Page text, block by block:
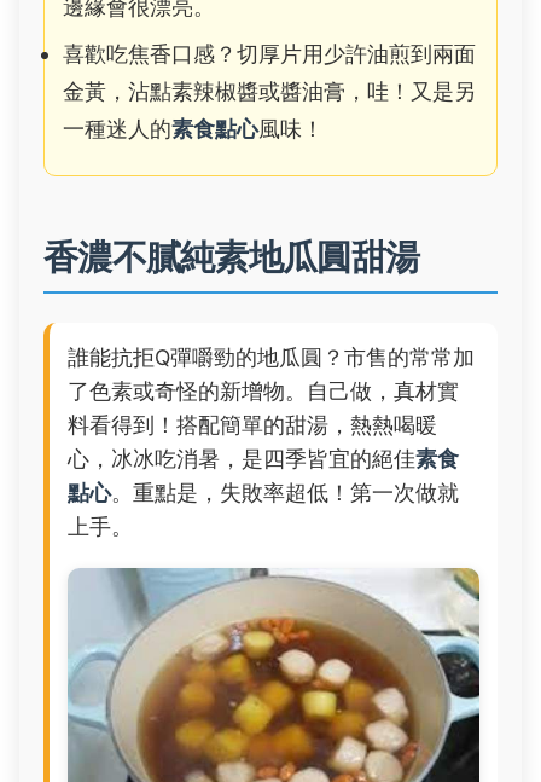
邊緣會很漂亮。
喜歡吃焦香口感？切厚片用少許油煎到兩面
金黃，沾點素辣椒醬或醬油膏，哇！又是另
一種迷人的素食點心風味！
香濃不膩純素地瓜圓甜湯
誰能抗拒Q彈嚼勁的地瓜圓？市售的常常加
了色素或奇怪的新增物。自己做，真材實
料看得到！搭配簡單的甜湯，熱熱喝暖
心，冰冰吃消暑，是四季皆宜的絕佳素食
點心。重點是，失敗率超低！第一次做就
上手。